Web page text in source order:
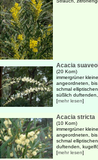
Acacia
(20 Korn)
immergrüner
angeordneten,
schmal
süßlich
[mehr lesen]
Acacia stricta
(10 Korn)
immergrüner
angeordneten,
schmal
duftenden,
[mehr lesen]